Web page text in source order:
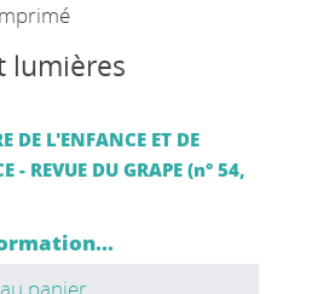
lumières
DE L'ENFANCE ET DE
- REVUE DU GRAPE (n° 54,